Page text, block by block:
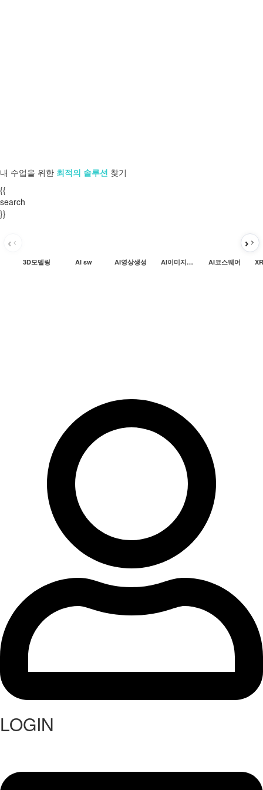
내 수업을 위한 최적의 솔루션 찾기
{{
search
}}
3D모델링 AI sw AI영상생성 AI이미지생성 AI코스웨어
LOGIN